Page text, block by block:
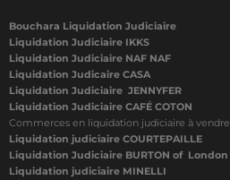
Bouchara Liquidation Judiciaire
Liquidation Judiciaire IKKS
Liquidation Judiciaire NAF NAF
Liquidation Judicaire CASA
Liquidation Judiciaire JENNYFER
Liquidation Judiciaire CAFÉ COTON
Commerces en liquidation judiciaire à vendre
Liquidation judiciaire COURTEPAILLE
Liquidation Judiciaire BURTON of London
Liquidation judiciaire MINELLI